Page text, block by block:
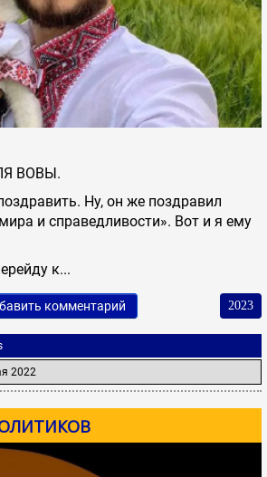
ВОВЫ.
Ну, он же поздравил
и справедливости». Вот и я ему
к...
комментарий
2022
2023